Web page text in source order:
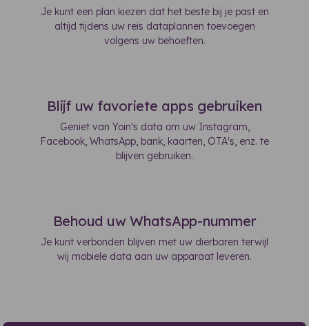
Je kunt een plan kiezen dat het beste bij je past en
altijd tijdens uw reis dataplannen toevoegen
volgens uw behoeften.
Blijf uw favoriete apps gebruiken
Geniet van Yoin's data om uw Instagram,
Facebook, WhatsApp, bank, kaarten, OTA's, enz. te
blijven gebruiken.
Behoud uw WhatsApp-nummer
Je kunt verbonden blijven met uw dierbaren terwijl
wij mobiele data aan uw apparaat leveren.